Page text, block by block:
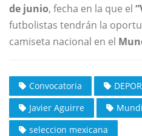
de junio, fecha en la que el
futbolistas tendrán la
camiseta nacional en el
Convocatoria
Javier Aguirre
seleccion mexicana